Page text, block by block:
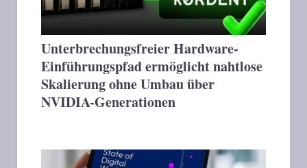
Unterbrechungsfreier Hardware-
Einführungspfad ermöglicht nahtlose
Skalierung ohne Umbau über
NVIDIA-Generationen